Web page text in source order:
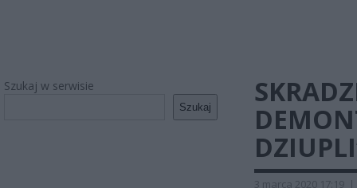
Szukaj w serwisie
Szukaj
3 marca 2020 17:19 |